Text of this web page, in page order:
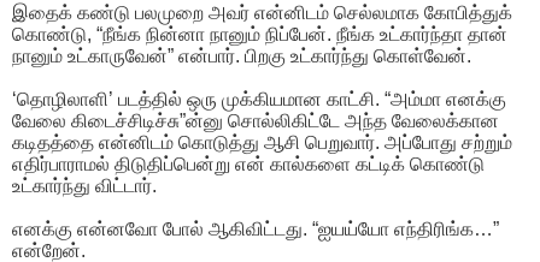
இதைக் கண்டு பலமுறை அவர் என்னிடம் செல்லமாக கோபித்துக்
கொண்டு, “நீங்க நின்னா நானும் நிப்பேன். நீங்க உட்கார்ந்தா தான்
நானும் உட்காருவேன்” என்பார். பிறகு உட்கார்ந்து கொள்வேன்.
‘தொழிலாளி’ படத்தில் ஒரு முக்கியமான காட்சி. “அம்மா எனக்கு
வேலை கிடைச்சிடிச்சு”ன்னு சொல்லிகிட்டே அந்த வேலைக்கான
கடிதத்தை என்னிடம் கொடுத்து ஆசி பெறுவார். அப்போது சற்றும்
எதிர்பாராமல் திடுதிப்பென்று என் கால்களை கட்டிக் கொண்டு
உட்கார்ந்து விட்டார்.
எனக்கு என்னவோ போல் ஆகிவிட்டது. “ஐயய்யோ எந்திரிங்க…”
என்றேன்.